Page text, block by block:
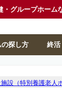
・グループホーム
探し方 終活
設（特別養護老人